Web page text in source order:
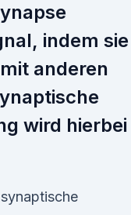
indem sie
anderen
wird hierbei